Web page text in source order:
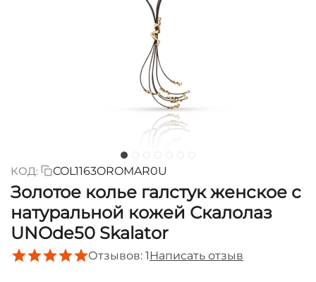
КОД: COL1163OROMAR0U
Золотое колье галстук женское с
натуральной кожей Скалолаз
UNOde50 Skalator
Отзывов: 1 Написать отзыв